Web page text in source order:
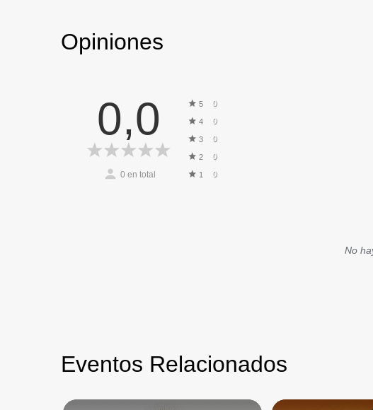
Opiniones
0,0
0 en total
5 0
4 0
3 0
2 0
1 0
No
Eventos Relacionados